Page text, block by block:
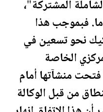
المشتركة"،
فبموجب هذا
نحو تسعين في
الخاصة
منشآتها أمام
من قبل الوكالة